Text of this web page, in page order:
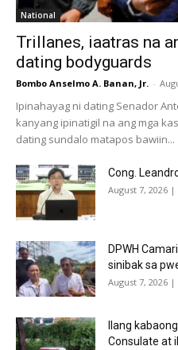
National
Trillanes, iaatras na
dating bodyguards
Bombo Anselmo A. Banan, Jr. -
Ipinahayag ni dating Senador
kanyang ipinatigil na ang mga
dating sundalo matapos bawiin...
Cong.
August 7, 2026 |
DPWH
sinibak sa
August 7, 2026 |
Ilang
Consulate at